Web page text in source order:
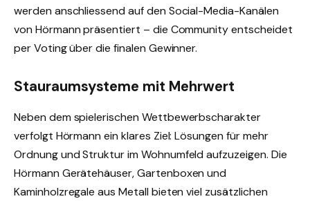
werden anschliessend auf den Social-Media-Kanälen
von Hörmann präsentiert – die Community entscheidet
per Voting über die finalen Gewinner.
Stauraumsysteme mit Mehrwert
Neben dem spielerischen Wettbewerbscharakter
verfolgt Hörmann ein klares Ziel: Lösungen für mehr
Ordnung und Struktur im Wohnumfeld aufzuzeigen. Die
Hörmann Gerätehäuser, Gartenboxen und
Kaminholzregale aus Metall bieten viel zusätzlichen